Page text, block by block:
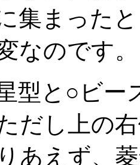
集まった
なのです。
型と○ビー
だし上の
あえず、